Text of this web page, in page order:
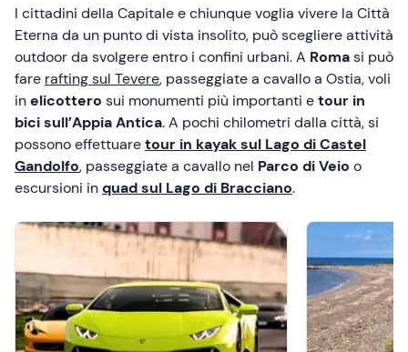
I cittadini della Capitale e chiunque voglia vivere la Città
Eterna da un punto di vista insolito, può scegliere attività
outdoor da svolgere entro i confini urbani. A Romasi può
fare rafting sul Tevere, passeggiate a cavallo a Ostia, voli
inelicottero sui monumenti più importanti etour in
bici sull’Appia Antica. A pochi chilometri dalla città, si
possono effettuaretour in kayak sul Lago di Castel
Gandolfo, passeggiate a cavallo nel Parco di Veio o
escursioni inquad sul Lago di Bracciano.